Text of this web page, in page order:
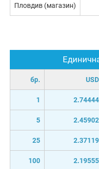
бр. USD
1 2.74444
5 2.45902
25 2.37119
100 2.19555
Пловдив (магазин)